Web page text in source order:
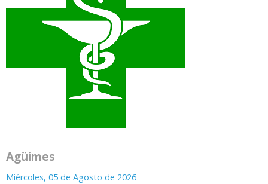
Agüimes
Miércoles, 05 de Agosto de 2026